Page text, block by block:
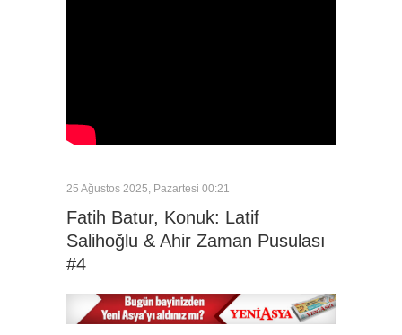
25 Ağustos 2025, Pazartesi 00:21
Fatih Batur, Konuk: Latif
Salihoğlu & Ahir Zaman Pusulası
#4